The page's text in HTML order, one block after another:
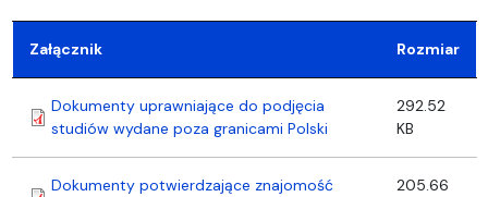
Załącznik Rozmiar
Dokumenty uprawniające do podjęcia
studiów wydane poza granicami Polski
292.52
KB
Dokumenty potwierdzające znajomość
205.66